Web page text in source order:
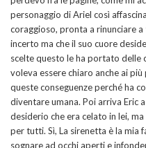
personaggio di Ariel così
coraggioso, pronta a rinunciare
incerto ma che il suo cuore
scelte questo le ha portato delle
voleva essere chiaro anche ai
queste conseguenze perché ha
diventare umana. Poi arriva Eric
desiderio che era celato in lei,
per tutti. Sì, La sirenetta è la mia
sognare ad occhi aperti e